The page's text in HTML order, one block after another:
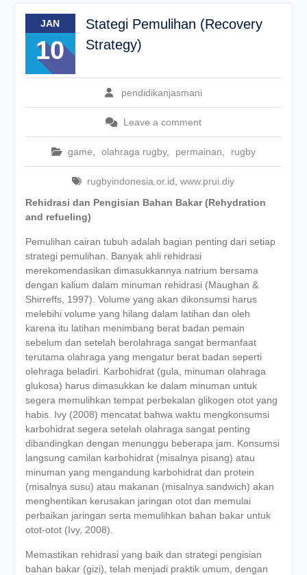
JAN
10
Stategi Pemulihan (Recovery
Strategy)
pendidikanjasmani
Leave a comment
game olahraga rugby, permainan rugby
rugbyindonesia.or.id ,www.prui.diy
Rehidrasi dan Pengisian Bahan Bakar (Rehydration
and refueling)
Pemulihan cairan tubuh adalah bagian penting dari setiap
strategi pemulihan. Banyak ahli rehidrasi
merekomendasikan dimasukkannya natrium bersama
dengan kalium dalam minuman rehidrasi (Maughan &
Shirreffs, 1997). Volume yang akan dikonsumsi harus
melebihi volume yang hilang dalam latihan dan oleh
karena itu latihan menimbang berat badan pemain
sebelum dan setelah berolahraga sangat bermanfaat
terutama olahraga yang mengatur berat badan seperti
olehraga beladiri. Karbohidrat (gula, minuman olahraga
glukosa) harus dimasukkan ke dalam minuman untuk
segera memulihkan tempat perbekalan glikogen otot yang
habis. Ivy (2008) mencatat bahwa waktu mengkonsumsi
karbohidrat segera setelah olahraga sangat penting
dibandingkan dengan menunggu beberapa jam. Konsumsi
langsung camilan karbohidrat (misalnya pisang) atau
minuman yang mengandung karbohidrat dan protein
(misalnya susu) atau makanan (misalnya sandwich) akan
menghentikan kerusakan jaringan otot dan memulai
perbaikan jaringan serta memulihkan bahan bakar untuk
otot-otot (Ivy, 2008).
Memastikan rehidrasi yang baik dan strategi pengisian
bahan bakar (gizi), telah menjadi praktik umum, dengan